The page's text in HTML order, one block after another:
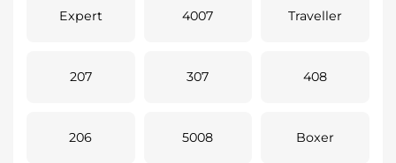
Expert 4007 Traveller
207 307 408
206 5008 Boxer